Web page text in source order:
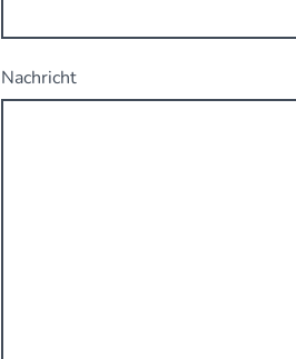
Nachricht